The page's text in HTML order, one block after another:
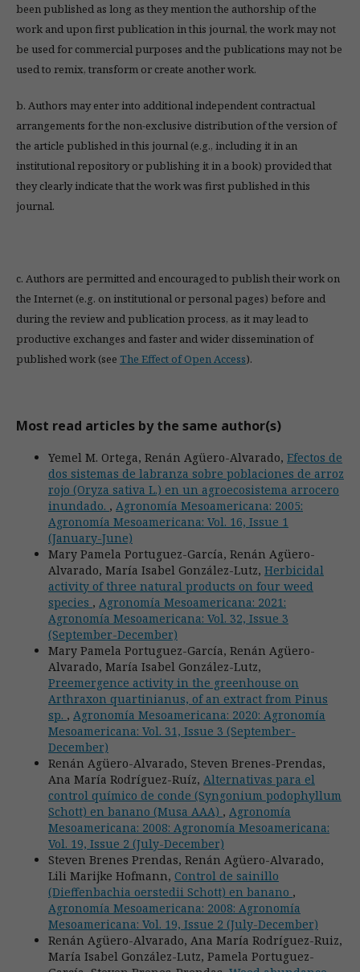
been published as long as they mention the authorship of the
work and upon first publication in this journal, the work may not
be used for commercial purposes and the publications may not be
used to remix, transform or create another work.
b. Authors may enter into additional independent contractual
arrangements for the non-exclusive distribution of the version of
the article published in this journal (e.g., including it in an
institutional repository or publishing it in a book) provided that
they clearly indicate that the work was first published in this
journal.
c. Authors are permitted and encouraged to publish their work on
the Internet (e.g. on institutional or personal pages) before and
during the review and publication process, as it may lead to
productive exchanges and faster and wider dissemination of
published work (see The Effect of Open Access).
Most read articles by the same author(s)
Yemel M. Ortega, Renán Agüero-Alvarado, Efectos de
dos sistemas de labranza sobre poblaciones de arroz
rojo (Oryza sativa L.) en un agroecosistema arrocero
inundado. , Agronomía Mesoamericana: 2005:
Agronomía Mesoamericana: Vol. 16, Issue 1
(January-June)
Mary Pamela Portuguez-García, Renán Agüero-
Alvarado, María Isabel González-Lutz, Herbicidal
activity of three natural products on four weed
species , Agronomía Mesoamericana: 2021:
Agronomía Mesoamericana: Vol. 32, Issue 3
(September-December)
Mary Pamela Portuguez-García, Renán Agüero-
Alvarado, María Isabel González-Lutz,
Preemergence activity in the greenhouse on
Arthraxon quartinianus, of an extract from Pinus
sp. , Agronomía Mesoamericana: 2020: Agronomía
Mesoamericana: Vol. 31, Issue 3 (September-
December)
Renán Agüero-Alvarado, Steven Brenes-Prendas,
Ana María Rodríguez-Ruíz, Alternativas para el
control químico de conde (Syngonium podophyllum
Schott) en banano (Musa AAA) , Agronomía
Mesoamericana: 2008: Agronomía Mesoamericana:
Vol. 19, Issue 2 (July-December)
Steven Brenes Prendas, Renán Agüero-Alvarado,
Lili Marijke Hofmann, Control de sainillo
(Dieffenbachia oerstedii Schott) en banano ,
Agronomía Mesoamericana: 2008: Agronomía
Mesoamericana: Vol. 19, Issue 2 (July-December)
Renán Agüero-Alvarado, Ana María Rodríguez-Ruiz,
María Isabel González-Lutz, Pamela Portuguez-